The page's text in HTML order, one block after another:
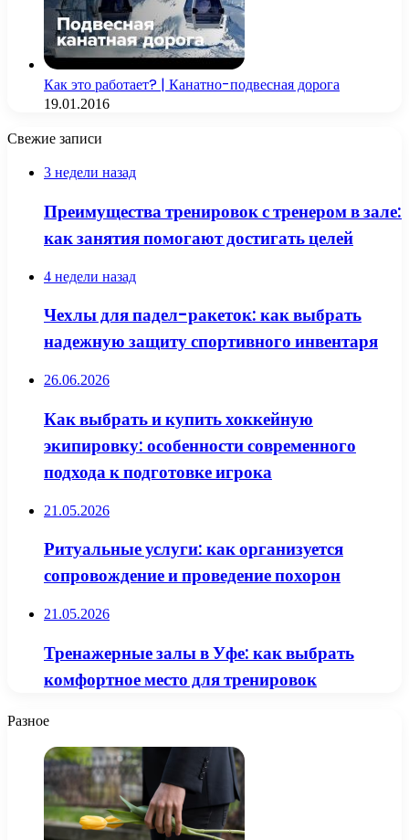
Как это работает? | Канатно-подвесная дорога
19.01.2016
Свежие записи
3 недели назад
Преимущества тренировок с тренером в зале:
как занятия помогают достигать целей
4 недели назад
Чехлы для падел-ракеток: как выбрать
надежную защиту спортивного инвентаря
26.06.2026
Как выбрать и купить хоккейную
экипировку: особенности современного
подхода к подготовке игрока
21.05.2026
Ритуальные услуги: как организуется
сопровождение и проведение похорон
21.05.2026
Тренажерные залы в Уфе: как выбрать
комфортное место для тренировок
Разное